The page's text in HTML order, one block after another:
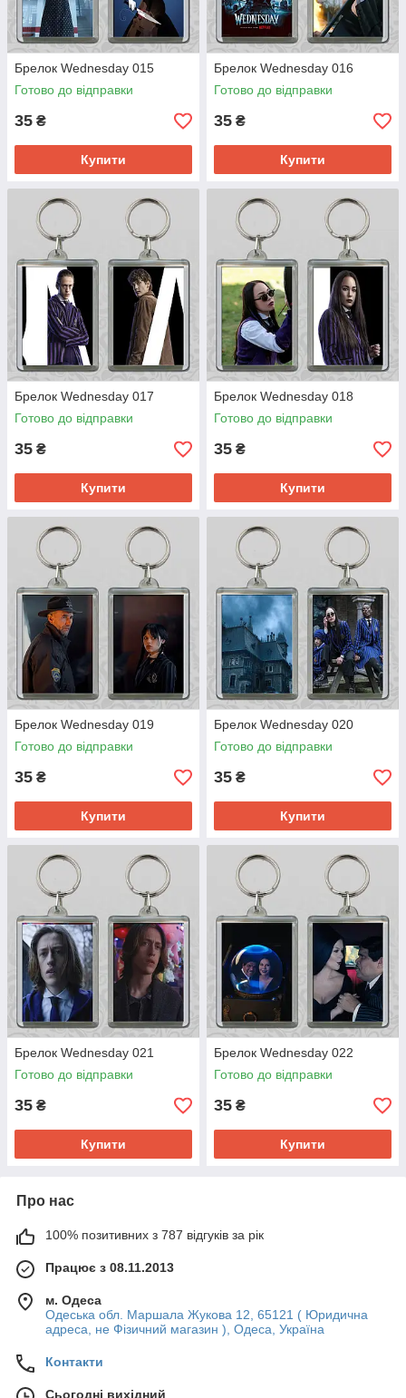
Брелок Wednesday 015
Готово до відправки
35 ₴
Купити
Брелок Wednesday 016
Готово до відправки
35 ₴
Купити
Брелок Wednesday 017
Готово до відправки
35 ₴
Купити
Брелок Wednesday 018
Готово до відправки
35 ₴
Купити
Брелок Wednesday 019
Готово до відправки
35 ₴
Купити
Брелок Wednesday 020
Готово до відправки
35 ₴
Купити
Брелок Wednesday 021
Готово до відправки
35 ₴
Купити
Брелок Wednesday 022
Готово до відправки
35 ₴
Купити
Про нас
100% позитивних з 787 відгуків за рік
Працює з 08.11.2013
м. Одеса
Одеська обл. Маршала Жукова 12, 65121 ( Юридична
адреса, не Фізичний магазин ), Одеса, Україна
Контакти
Сьогодні вихідний